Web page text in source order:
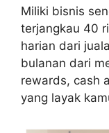
Miliki bisnis
terjangkau 40
harian dari
bulanan dari
rewards, cash
yang layak